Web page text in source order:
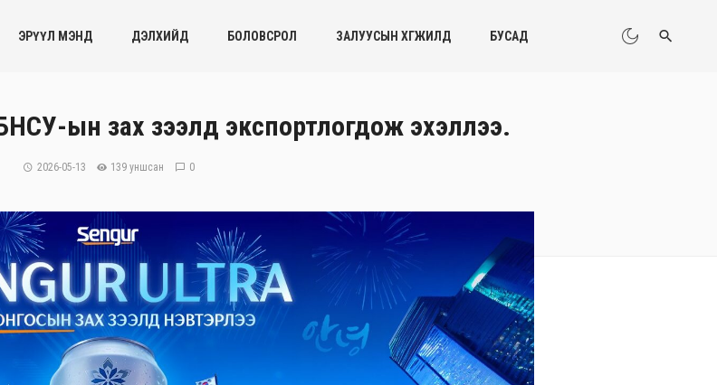
ЭРҮҮЛ МЭНД ДЭЛХИЙД БОЛОВСРОЛ ЗАЛУУСЫН ХӨГЖИЛД БУСАД
ын зах зээлд экспортлогдож эхэллээ.
2026-05-13 139 уншсан 0